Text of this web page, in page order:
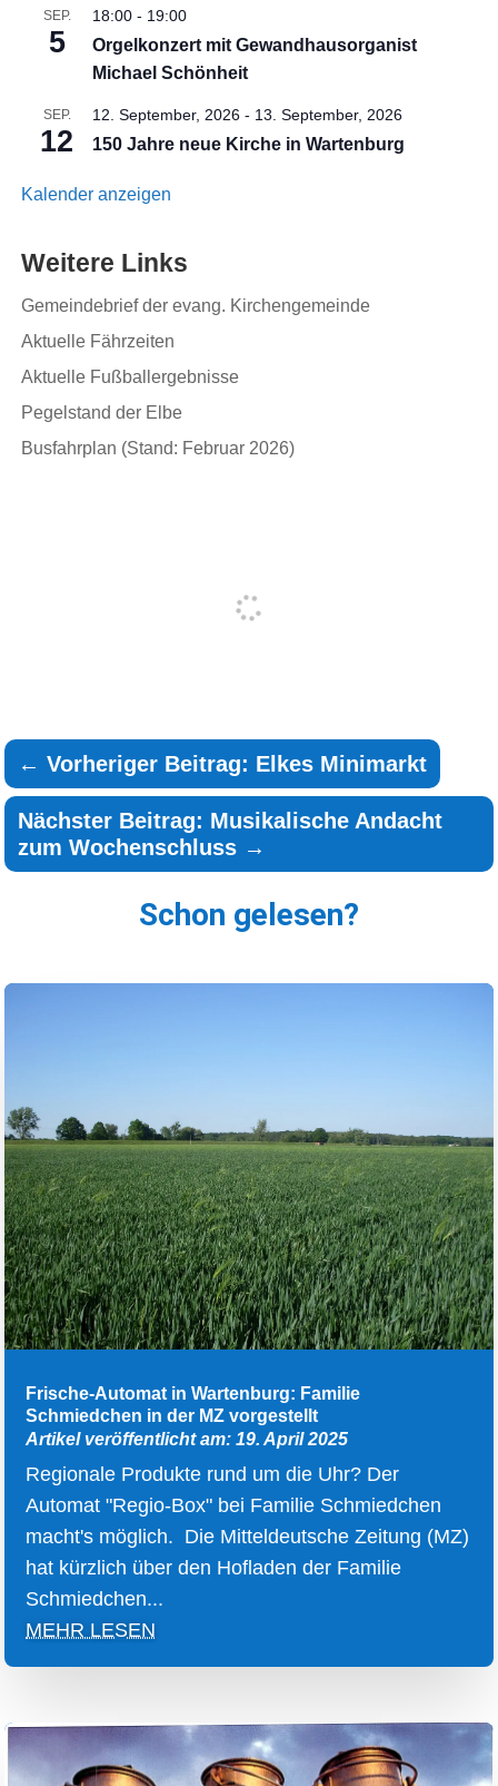
SEP.
5
18:00 - 19:00
Orgelkonzert mit Gewandhausorganist
Michael Schönheit
SEP.
12
12. September, 2026 - 13. September, 2026
150 Jahre neue Kirche in Wartenburg
Kalender anzeigen
Weitere Links
Gemeindebrief der evang. Kirchengemeinde
Aktuelle Fährzeiten
Aktuelle Fußballergebnisse
Pegelstand der Elbe
Busfahrplan (Stand: Februar 2026)
←Vorheriger Beitrag: Elkes Minimarkt
Nächster Beitrag: Musikalische Andacht
zum Wochenschluss →
Schon gelesen?
Frische-Automat in Wartenburg: Familie
Schmiedchen in der MZ vorgestellt
Artikel veröffentlicht am: 19. April 2025
Regionale Produkte rund um die Uhr? Der
Automat "Regio-Box" bei Familie Schmiedchen
macht's möglich. Die Mitteldeutsche Zeitung (MZ)
hat kürzlich über den Hofladen der Familie
Schmiedchen...
MEHR LESEN